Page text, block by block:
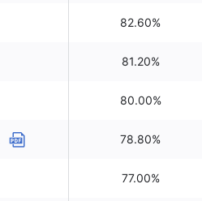
82.60%
81.20%
80.00%
78.80%
77.00%